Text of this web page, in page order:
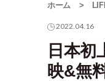
ホーム >
2022.04.16
日本
映&無